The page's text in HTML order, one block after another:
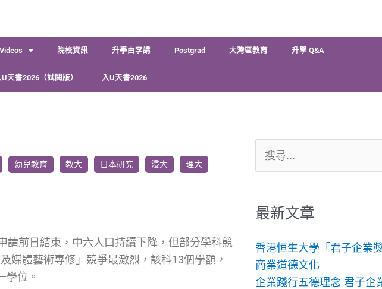
Videos 院校資訊 升學由李講 Postgrad 大灣區教育 升學 Q&A
天書2026（試閱版） 入U天書2026
幼兒教育 教大 日本研究 浸大
理大
請前日結束，中六人口持續下降，但部分學科競
媒體藝術專修」競爭最激烈，該科13個學額，
學位。
尋
鍵
最新文章
香港恒生大學「君子企業
商業道德文化
企業踐行五德理念 君子企